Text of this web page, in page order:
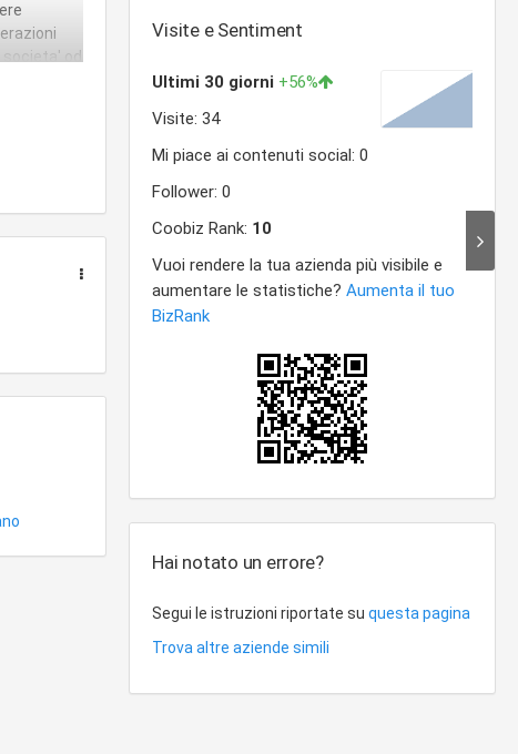
od
ritenute
o
Visite e Sentiment
Hai notato un errore?
Segui le istruzioni riportate suquesta pagina
Trova altre aziende simili